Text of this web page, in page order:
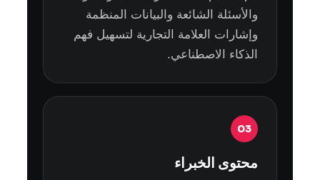
والأسئلة الشائعة والبيانات المنظمة
وإشارات العلامة التجارية لتسهيل فهم
الذكاء الاصطناعي.
03
محتوى الخبراء